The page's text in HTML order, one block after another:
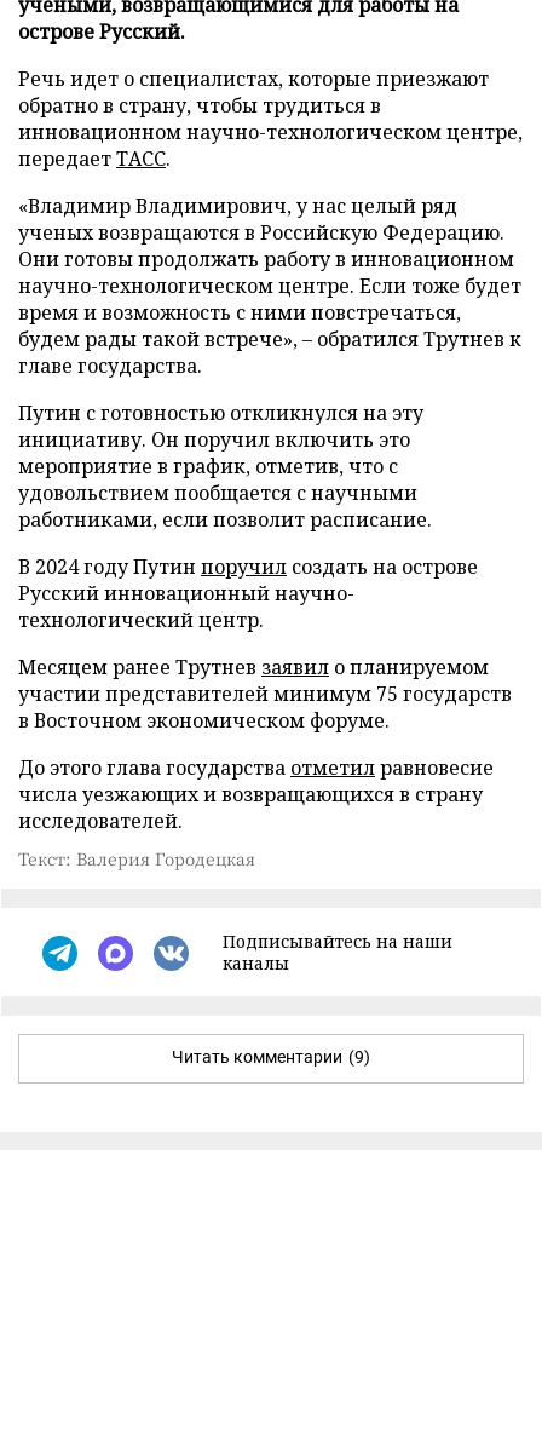
учеными, возвращающимися для работы на
острове Русский.
Речь идет о специалистах, которые приезжают
обратно в страну, чтобы трудиться в
инновационном научно-технологическом центре,
передаетТАСС.
«Владимир Владимирович, у нас целый ряд
ученых возвращаются в Российскую Федерацию.
Они готовы продолжать работу в инновационном
научно-технологическом центре. Если тоже будет
время и возможность с ними повстречаться,
будем рады такой встрече», – обратился Трутнев к
главе государства.
Путин с готовностью откликнулся на эту
инициативу. Он поручил включить это
мероприятие в график, отметив, что с
удовольствием пообщается с научными
работниками, если позволит расписание.
В 2024 году Путин поручил создать на острове
Русский инновационный научно-
технологический центр.
Месяцем ранее Трутнев заявил о планируемом
участии представителей минимум 75 государств
в Восточном экономическом форуме.
До этого глава государства отметилравновесие
числа уезжающих и возвращающихся в страну
исследователей.
Текст: Валерия Городецкая
Подписывайтесь на наши
каналы
Читать комментарии (9)